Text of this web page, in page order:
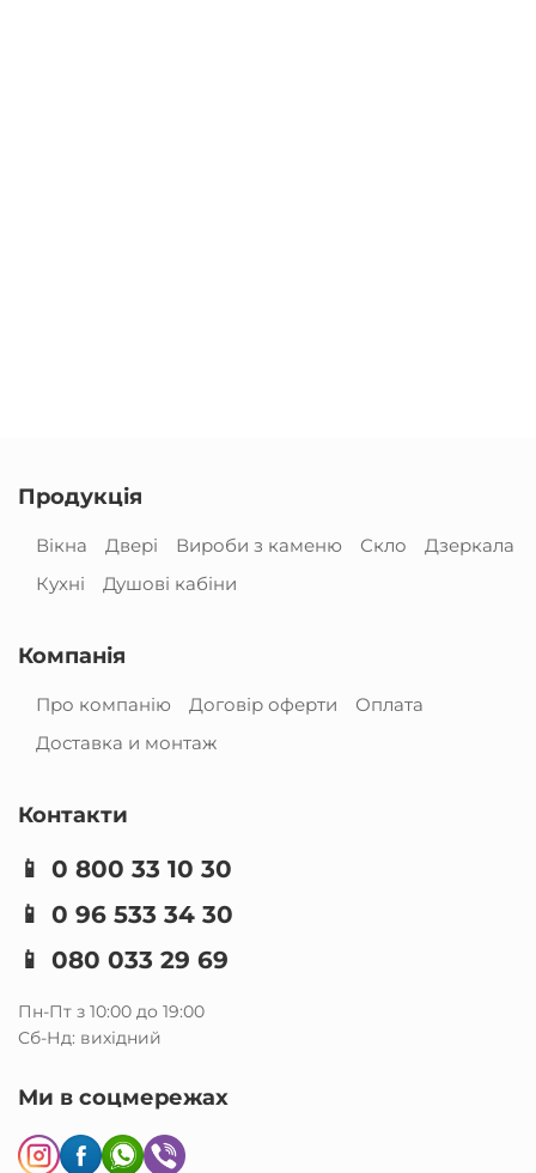
Продукція
Вікна Двері Вироби з каменю Скло
Дзеркала
Кухні
Душові кабіни
Компанія
Про компанію Договір оферти
Оплата
Доставка и монтаж
Контакти
📱 0 800 33 10 30
📱 0 96 533 34 30
📱 080 033 29 69
Пн-Пт з 10:00 до 19:00
Сб-Нд: вихідний
Ми в соцмережах